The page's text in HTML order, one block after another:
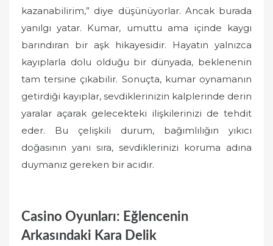
kazanabilirim,” diye düşünüyorlar. Ancak burada
yanılgı yatar. Kumar, umuttu ama içinde kaygı
barındıran bir aşk hikayesidir. Hayatın yalnızca
kayıplarla dolu olduğu bir dünyada, beklenenin
tam tersine çıkabilir. Sonuçta, kumar oynamanın
getirdiği kayıplar, sevdiklerinizin kalplerinde derin
yaralar açarak gelecekteki ilişkilerinizi de tehdit
eder. Bu çelişkili durum, bağımlılığın yıkıcı
doğasının yanı sıra, sevdiklerinizi koruma adına
duymanız gereken bir acıdır.
Casino Oyunları: Eğlencenin
Arkasındaki Kara Delik